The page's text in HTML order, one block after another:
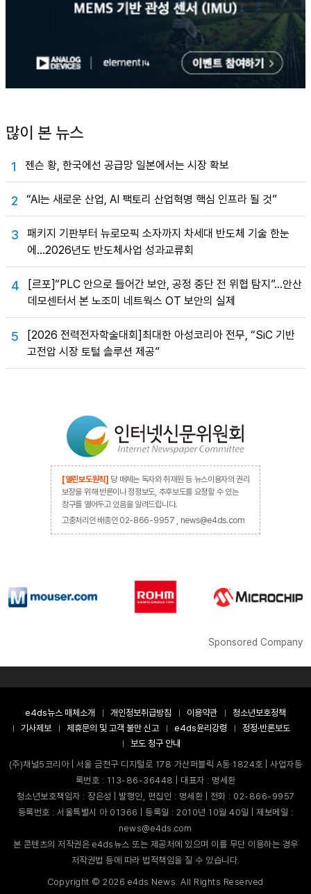
많이 본 뉴스
1 젠슨 황, 한국에선 공급망 일본에서는 시장 확보
2 “AI는 새로운 산업, AI 팩토리 산업혁명 핵심 인프라 될 것”
3
패키지 기판부터 뉴로모픽 소자까지 차세대 반도체 기술 한눈
에…2026년도 반도체사업 성과교류회
4
[르포]“PLC 안으로 들어간 보안, 공정 중단 전 위협 탐지”…안산
데모센터서 본 노조미 네트웍스 OT 보안의 실제
5
[2026 전력전자학술대회]최대한 아성코리아 전무, “SiC 기반
고전압 시장 토털 솔루션 제공”
[열린보도원칙] 당 매체는 독자와 취재원 등 뉴스이용자의 권리
보장을 위해 반론이나 정정보도, 추후보도를 요청할 수 있는
창구를 열어두고 있음을 알려드립니다.
고충처리인 배종인 02-866-9957 , news@e4ds.com
Sponsored Company
e4ds뉴스 매체소개 개인정보취급방침 이용약관
청소년보호정책
기사제보
제휴문의 및 고객 불만 신고 e4ds윤리강령
정정·반론보도
보도 청구 안내
(주)채널5코리아 | 서울 금천구 디지털로 178 가산퍼블릭 A동 1824호 | 사업자등
록번호 : 113-86-36448 | 대표자 : 명세환
청소년보호책임자 : 장은성 | 발행인, 편집인 : 명세환 | 전화 : 02-866-9957
등록번호 : 서울특별시 아 01366 | 등록일 : 2010년 10월 40일 | 제보메일 :
news@e4ds.com
본 콘텐츠의 저작권은 e4ds뉴스 또는 제공처에 있으며 이를 무단 이용하는 경우
저작권법 등에 따라 법적책임을 질 수 있습니다.
Copyright ©2026 e4ds News. All Rights Reserved